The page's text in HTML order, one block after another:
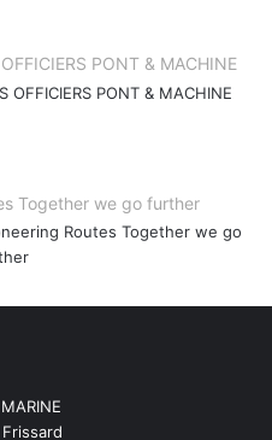
PONT & MACHINE
Together we go further